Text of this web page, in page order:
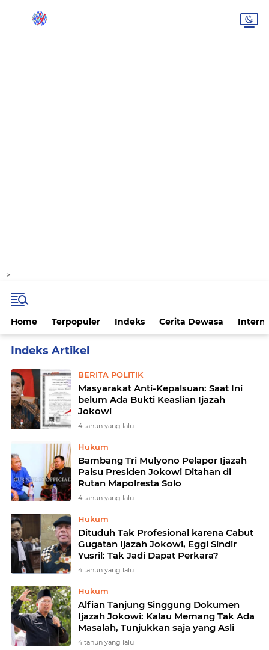
-->
Home Terpopuler Indeks Cerita Dewasa
BERITA POLITIK
Masyarakat Anti-Kepalsuan: Saat Ini
belum Ada Bukti Keaslian Ijazah
Jokowi
4 tahun yang lalu
Hukum
Bambang Tri Mulyono Pelapor Ijazah
Palsu Presiden Jokowi Ditahan di
Rutan Mapolresta Solo
4 tahun yang lalu
Hukum
Dituduh Tak Profesional karena Cabut
Gugatan Ijazah Jokowi, Eggi Sindir
Yusril: Tak Jadi Dapat Perkara?
4 tahun yang lalu
Hukum
Alfian Tanjung Singgung Dokumen
Ijazah Jokowi: Kalau Memang Tak Ada
Masalah, Tunjukkan saja yang Asli
4 tahun yang lalu